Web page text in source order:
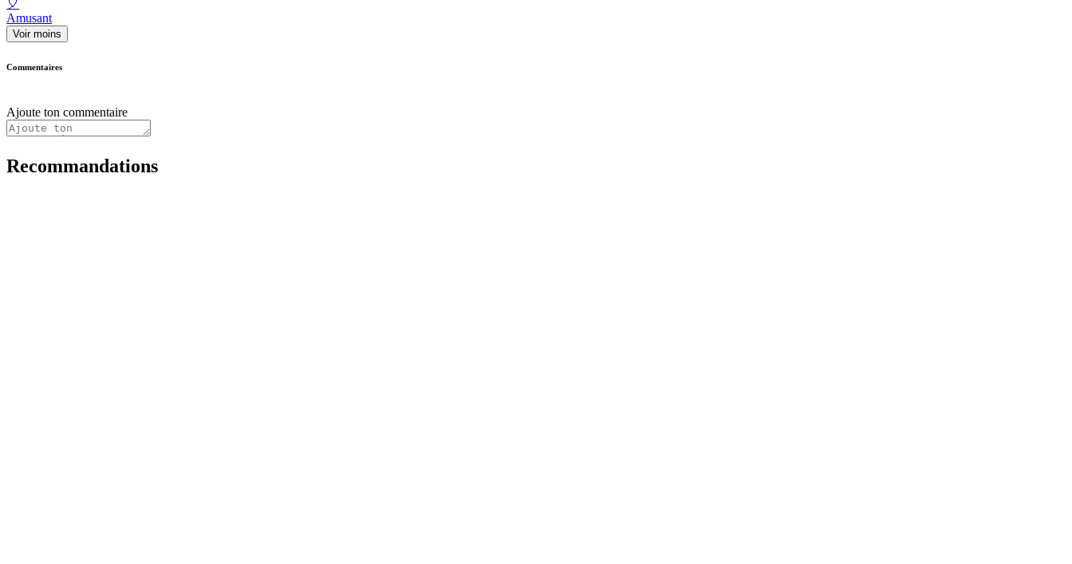
🎈
Amusant
Voir moins
Commentaires
Ajoute ton commentaire
Recommandations